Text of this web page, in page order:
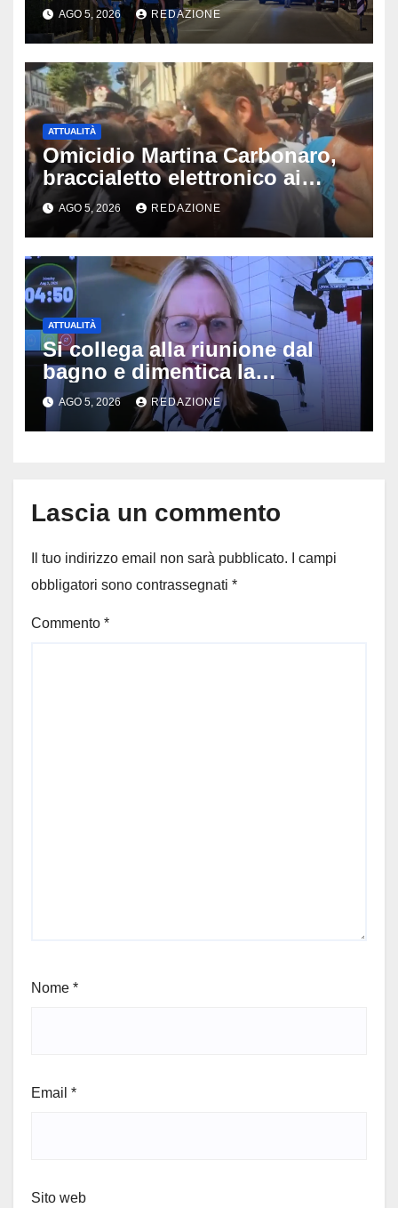
Montello: è gravissimo,
trasportato in elicottero a
Padova
AGO 5, 2026 REDAZIONE
ATTUALITÀ
Omicidio Martina Carbonaro,
braccialetto elettronico ai
genitori della 14enne: non
potranno avvicinarsi alla
famiglia di Alessio Tucci
AGO 5, 2026 REDAZIONE
ATTUALITÀ
Si collega alla riunione dal
bagno e dimentica la
telecamera accesa: tutti
vedono il bucato, il video
diventa virale
AGO 5, 2026 REDAZIONE
Lascia un commento
Il tuo indirizzo email non sarà pubblicato.
I campi
obbligatori sono contrassegnati *
Commento *
Nome *
Email *
Sito web